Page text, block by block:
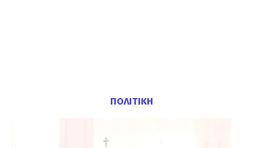
ΠΟΛΙΤΙΚΗ